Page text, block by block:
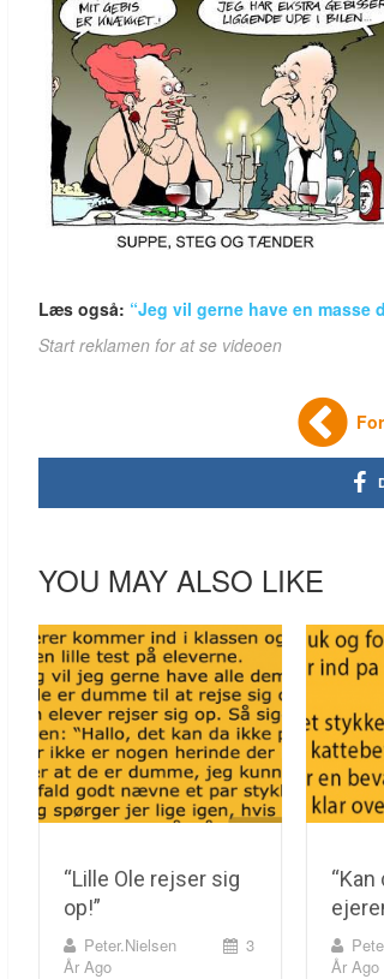
Læs også: “Jeg vil gerne have en masse
Start reklamen for at se videoen
YOU MAY ALSO LIKE
“Lille Ole rejser sig
op!”
Peter.nielsen
3
År Ago
År Ago